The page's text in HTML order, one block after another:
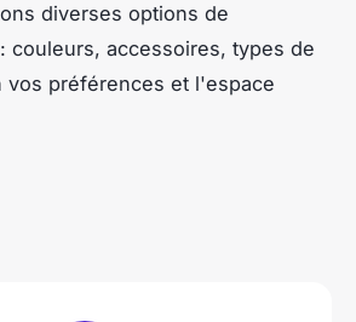
diverses options de
couleurs, accessoires, types de
vos préférences et l'espace